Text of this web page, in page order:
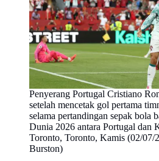
Penyerang Portugal Cristiano
setelah mencetak gol pertama
selama pertandingan sepak bola
Dunia 2026 antara Portugal dan
Toronto, Toronto, Kamis (02/07/
Burston)